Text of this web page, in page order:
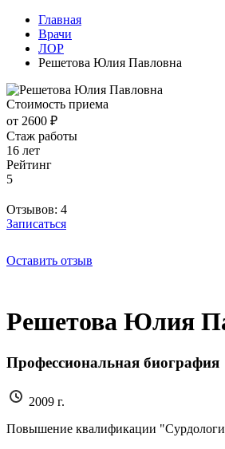
Главная
Врачи
ЛОР
Решетова Юлия Павловна
Стоимость приема
от 2600 ₽
Стаж работы
16 лет
Рейтинг
5
Отзывов: 4
Записаться
Оставить отзыв
Решетова Юлия
Профессиональная биография
2009 г.
Повышение квалификации